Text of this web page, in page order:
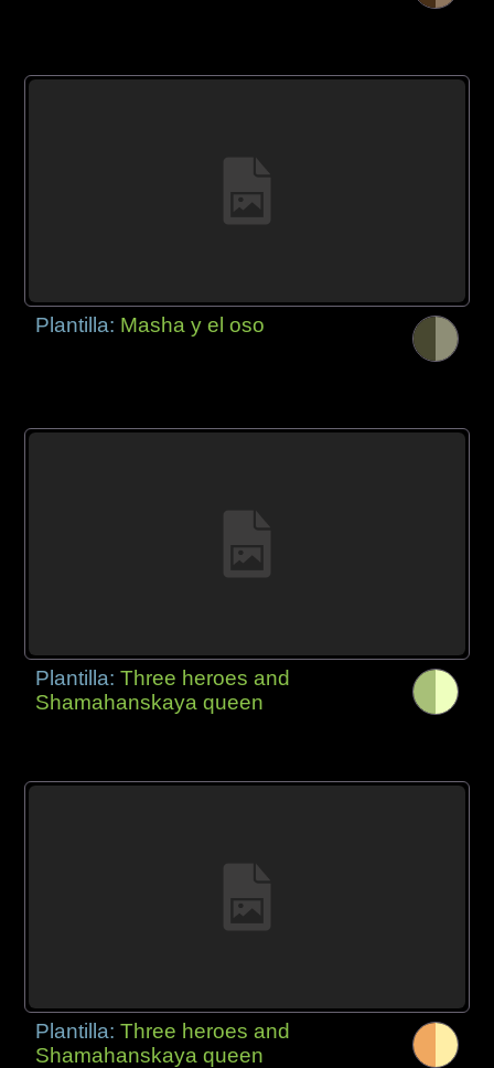
Plantilla: Masha y el oso
Plantilla:Three heroes and
Shamahanskaya queen
Plantilla:Three heroes and
Shamahanskaya queen